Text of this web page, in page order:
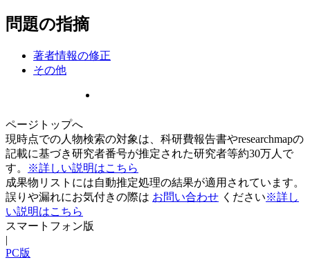
問題の指摘
著者情報の修正
その他
ページトップへ
現時点での人物検索の対象は、科研費報告書やresearchmapの
記載に基づき研究者番号が推定された研究者等約30万人で
す。
※詳しい説明はこちら
成果物リストには自動推定処理の結果が適用されています。
誤りや漏れにお気付きの際は お問い合わせ ください※詳し
い説明はこちら
スマートフォン版
|
PC版